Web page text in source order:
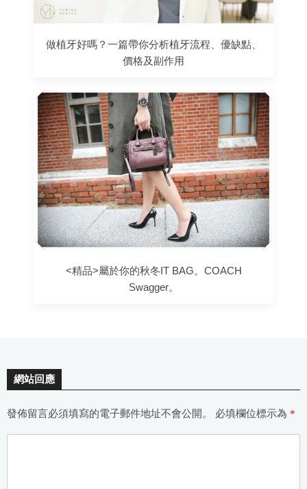
做植牙好嗎？一篇帶你分析植牙流程、優缺點、
價格及副作用
<精品>屬於你的秋冬IT BAG。COACH
Swagger。
網站回應
發佈留言必須填寫的電子郵件地址不會公開。 必填欄位標示為 *